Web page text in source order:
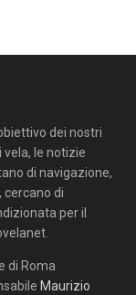
dei nostri
vela, le notizie
di navigazione,
cercano di
per il
di Roma
Maurizio